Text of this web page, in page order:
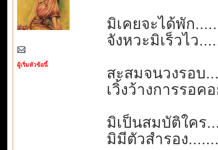
ผู้เริ่มหัวข้อนี้
มิเคยจะได้พัก
จังหวะมิเร็วไว
สะสมจนวงรอบ
เวิ้งว้างการรอ
มิเป็นสมบัติใคร
มิมีตัวสำรอง